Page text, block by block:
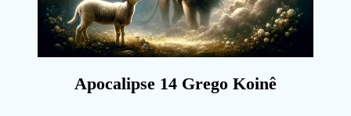
Apocalipse 14 Grego Koinê